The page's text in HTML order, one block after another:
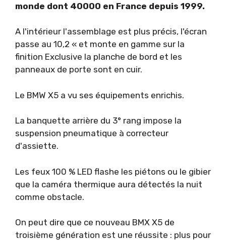
monde dont 40000 en France depuis 1999.
A l'intérieur l'assemblage est plus précis, l'écran
passe au 10,2 « et monte en gamme sur la
finition Exclusive la planche de bord et les
panneaux de porte sont en cuir.
Le BMW X5 a vu ses équipements enrichis.
La banquette arrière du 3° rang impose la
suspension pneumatique à correcteur
d'assiette.
Les feux 100 % LED flashe les piétons ou le gibier
que la caméra thermique aura détectés la nuit
comme obstacle.
On peut dire que ce nouveau BMX X5 de
troisième génération est une réussite : plus pour